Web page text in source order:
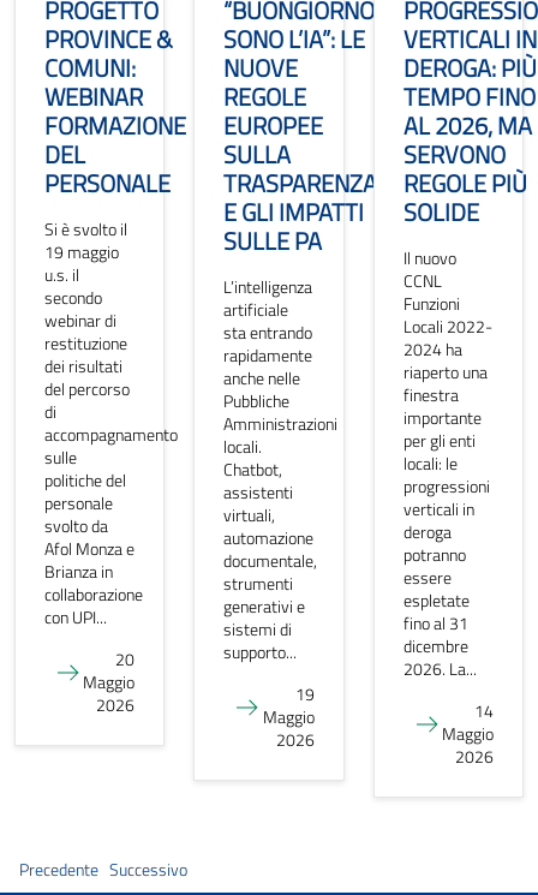
PROGETTO
PROVINCE &
COMUNI:
WEBINAR
FORMAZIONE
DEL
PERSONALE
Si è svolto il
19 maggio
u.s. il
secondo
webinar di
restituzione
dei risultati
del percorso
di
accompagnamento
sulle
politiche del
personale
svolto da
Afol Monza e
Brianza in
collaborazione
con UPI...
20
Maggio
2026
“BUONGIORNO,
SONO L’IA”: LE
NUOVE
REGOLE
EUROPEE
SULLA
TRASPARENZA
E GLI IMPATTI
SULLE PA
L’intelligenza
artificiale
sta entrando
rapidamente
anche nelle
Pubbliche
Amministrazioni
locali.
Chatbot,
assistenti
virtuali,
automazione
documentale,
strumenti
generativi e
sistemi di
supporto...
19
Maggio
2026
VERTICALI IN
DEROGA: PIÙ
TEMPO FINO
AL 2026, MA
SERVONO
REGOLE PIÙ
SOLIDE
Il nuovo
CCNL
Funzioni
Locali 2022-
2024 ha
riaperto una
finestra
importante
per gli enti
locali: le
progressioni
verticali in
deroga
potranno
essere
espletate
fino al 31
dicembre
2026. La...
14
Maggio
2026
Precedente Successivo